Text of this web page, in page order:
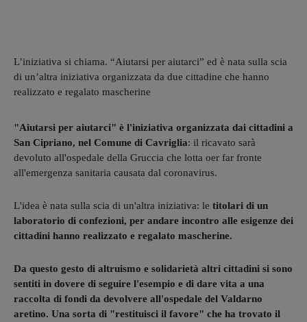
L’iniziativa si chiama. “Aiutarsi per aiutarci” ed è nata sulla scia
di un’altra iniziativa organizzata da due cittadine che hanno
realizzato e regalato mascherine
"Aiutarsi per aiutarci" è l'iniziativa organizzata dai cittadini a
San Cipriano, nel Comune di Cavriglia: il ricavato sarà
devoluto all'ospedale della Gruccia che lotta oer far fronte
all'emergenza sanitaria causata dal coronavirus.
L'idea è nata sulla scia di un'altra iniziativa: le titolari di un
laboratorio di confezioni, per andare incontro alle esigenze dei
cittadini hanno realizzato e regalato mascherine.
Da questo gesto di altruismo e solidarietà altri cittadini si sono
sentiti in dovere di seguire l'esempio e di dare vita a una
raccolta di fondi da devolvere all'ospedale del Valdarno
aretino. Una sorta di "restituisci il favore" che ha trovato il